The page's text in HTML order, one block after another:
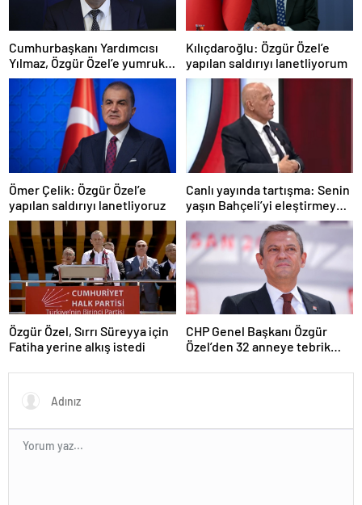
Cumhurbaşkanı Yardımcısı
Yılmaz, Özgür Özel’e yumruklu
saldırıyı kınadı
Kılıçdaroğlu: Özgür Özel’e
yapılan saldırıyı lanetliyorum
Ömer Çelik: Özgür Özel’e
yapılan saldırıyı lanetliyoruz
Canlı yayında tartışma: Senin
yaşın Bahçeli’yi eleştirmeye
yetmez
Özgür Özel, Sırrı Süreyya için
Fatiha yerine alkış istedi
CHP Genel Başkanı Özgür
Özel’den 32 anneye tebrik